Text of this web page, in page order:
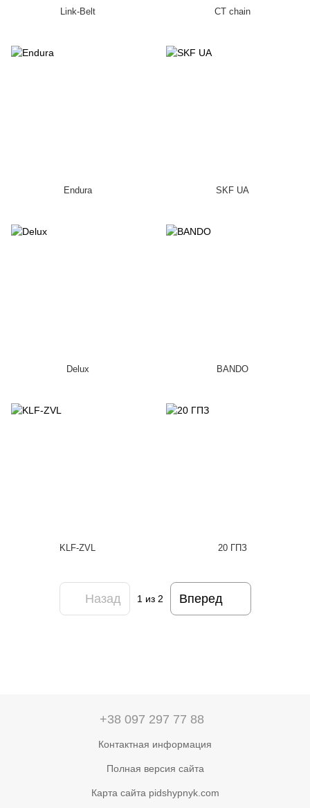
Link-Belt CT chain
Endura SKF UA
Delux BANDO
KLF-ZVL 20 ГПЗ
Назад 1 из 2 Вперед
+38 097 297 77 88
Контактная информация
Полная версия сайта
Карта сайта pidshypnyk.com